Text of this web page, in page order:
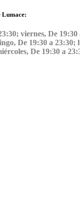
Lumace:
viernes, De
De 19:30 a 23:30;
De 19:30 a